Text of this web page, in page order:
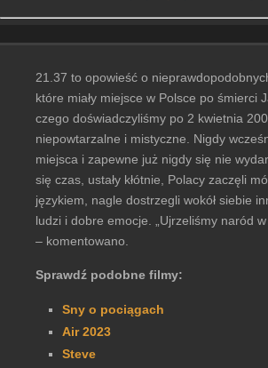
21.37 to opowieść o
które miały miejsce w Polsce po śmierci
czego doświadczyliśmy po 2 kwietnia
niepowtarzalne i mistyczne. Nigdy
miejsca i zapewne już nigdy się nie
się czas, ustały kłótnie, Polacy zaczęli
językiem, nagle dostrzegli wokół siebie
ludzi i dobre emocje. „Ujrzeliśmy naród
– komentowano.
Sprawdź podobne filmy:
Sny o pociągach
Air 2023
Steve